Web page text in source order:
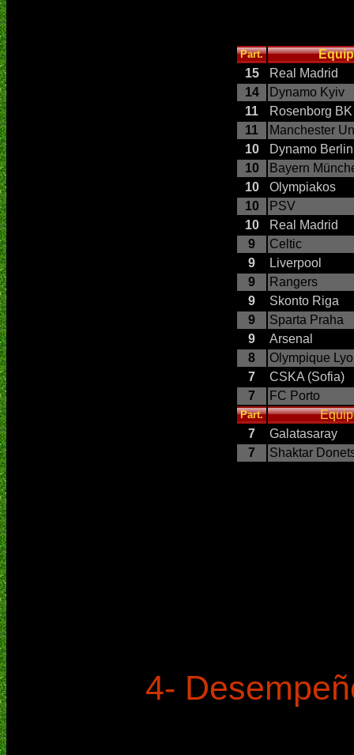
Part.
15
Real Madrid
14
Dynamo Kyiv
11
Rosenborg BK
11
Manchester
10
Dynamo Berlin
10
Bayern
10
Olympiakos
10
PSV
10
Real Madrid
9
Celtic
9
Liverpool
9
Rangers
9
Skonto Riga
9
Sparta Praha
9
Arsenal
8
Olympique
7
CSKA (Sofia)
7
FC Porto
Part.
7
Galatasaray
7
Shaktar
4-